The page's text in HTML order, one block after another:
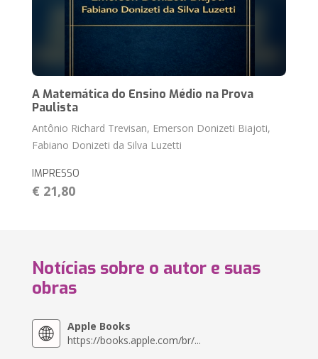
A Matemática do Ensino Médio na Prova
Paulista
Antônio Richard Trevisan, Emerson Donizeti Biajoti,
Fabiano Donizeti da Silva Luzetti
IMPRESSO
€ 21,80
Notícias sobre o autor e suas
obras
Apple Books
https://books.apple.com/br/...